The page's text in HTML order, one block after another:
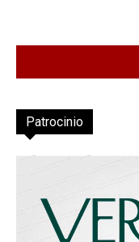
Patrocinio